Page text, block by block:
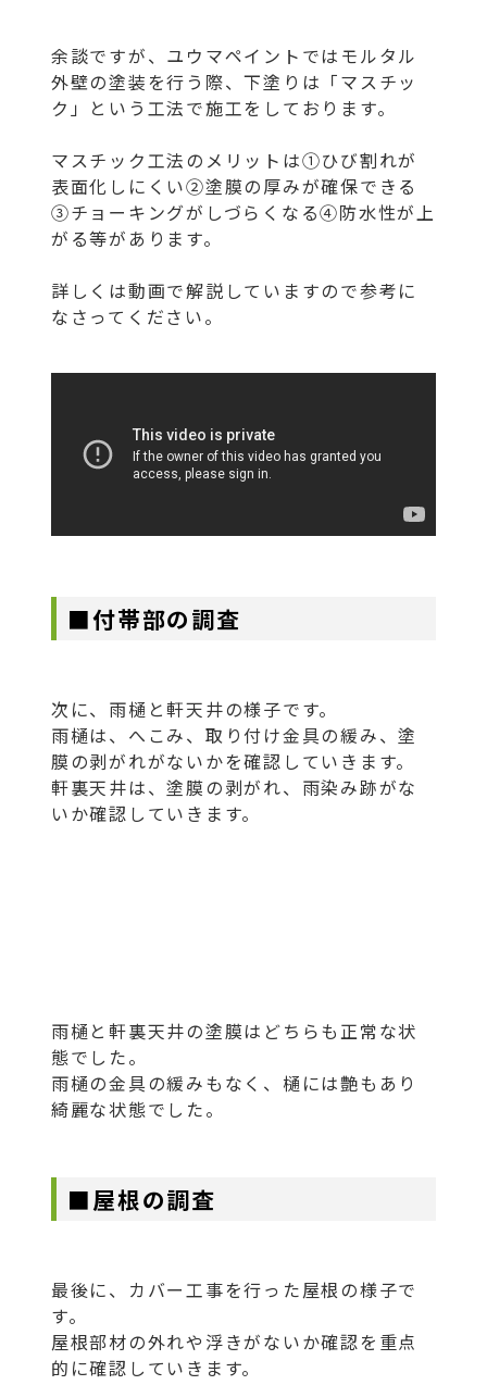
余談ですが、ユウマペイントではモルタル
外壁の塗装を行う際、下塗りは「マスチッ
ク」という工法で施工をしております。
マスチック工法のメリットは①ひび割れが
表面化しにくい②塗膜の厚みが確保できる
③チョーキングがしづらくなる④防水性が上
がる等があります。
詳しくは動画で解説していますので参考に
なさってください。
■付帯部の調査
次に、雨樋と軒天井の様子です。
雨樋は、へこみ、取り付け金具の緩み、塗
膜の剥がれがないかを確認していきます。
軒裏天井は、塗膜の剥がれ、雨染み跡がな
いか確認していきます。
雨樋と軒裏天井の塗膜はどちらも正常な状
態でした。
雨樋の金具の緩みもなく、樋には艶もあり
綺麗な状態でした。
■屋根の調査
最後に、カバー工事を行った屋根の様子で
す。
屋根部材の外れや浮きがないか確認を重点
的に確認していきます。